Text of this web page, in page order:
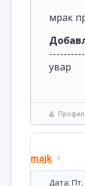
мрак
увар
majk
Дата: